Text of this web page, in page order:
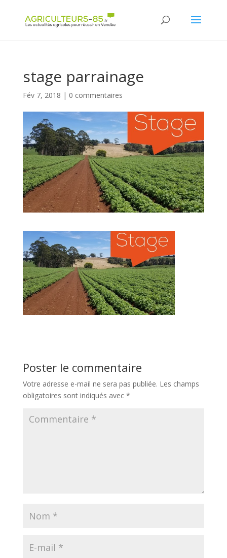
stage parrainage
Fév 7, 2018 | 0 commentaires
Poster le commentaire
Votre adresse e-mail ne sera pas publiée. Les champs
obligatoires sont indiqués avec *